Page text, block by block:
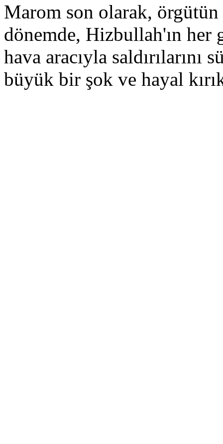
Marom son olarak,
dönemde, Hizbullah'ın her
hava aracıyla
büyük bir şok ve hayal